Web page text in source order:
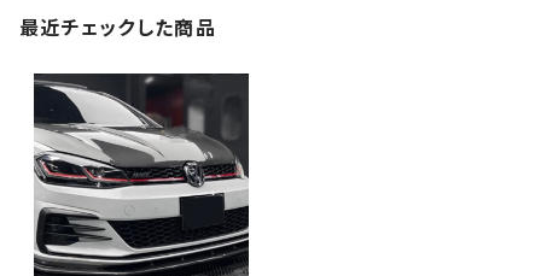
最近チェックした商品